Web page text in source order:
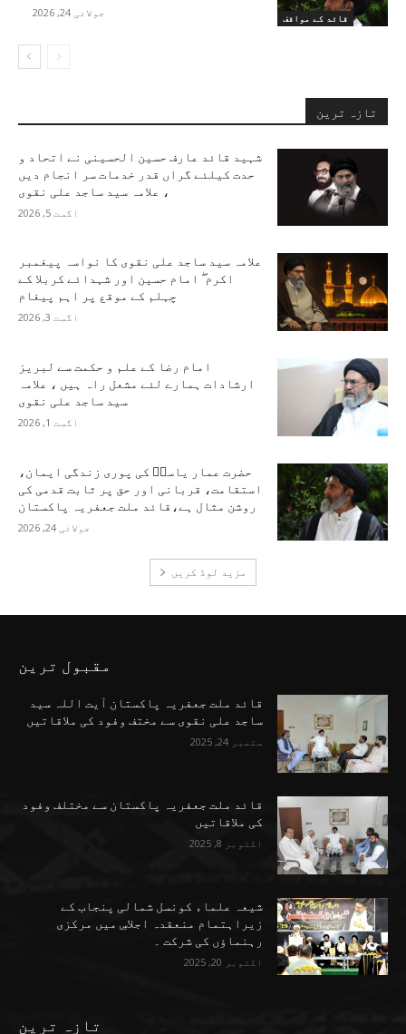
قائد کے مواقف جولائی 24, 2026
تازہ ترین
شہید قائد عارف حسین الحسینی نے اتحاد و
حدت کیلئے گراں قدر خدمات سر انجام دیں
، علامہ سید ساجد علی نقوی
اگست 5, 2026
علامہ سید ساجد علی نقوی کا نواسہ پیغمبر
اکرم ۖ امام حسین اور شہدائے کربلا کے
چہلم کے موقع پر اہم پیغام
اگست 3, 2026
امام رضا کے علم و حکمت سے لبریز
ارشادات ہمارے لئے مشعل راہ ہیں ، علامہ
سید ساجد علی نقوی
اگست 1, 2026
حضرت عمار یاسرؑ کی پوری زندگی ایمان،
استقامت، قربانی اور حق پر ثابت قدمی کی
روشن مثال ہے،قائد ملت جعفریہ پاکستان
جولائی 24, 2026
مزید لوڈ کریں
مقبول ترین
قائد ملت جعفریہ پاکستان آیت اللہ سید
ساجد علی نقوی سے مختف وفود کی ملاقاتیں
ستمبر 24, 2025
قائد ملت جعفریہ پاکستان سے مختلف وفود
کی ملاقاتیں
اکتوبر 8, 2025
شیعہ علماء کونسل شمالی پنجاب کے
زیراہتمام منعقدہ اجلاسِ میں مرکزی
رہنماؤں کی شرکت ۔
اکتوبر 20, 2025
تازہ ترین